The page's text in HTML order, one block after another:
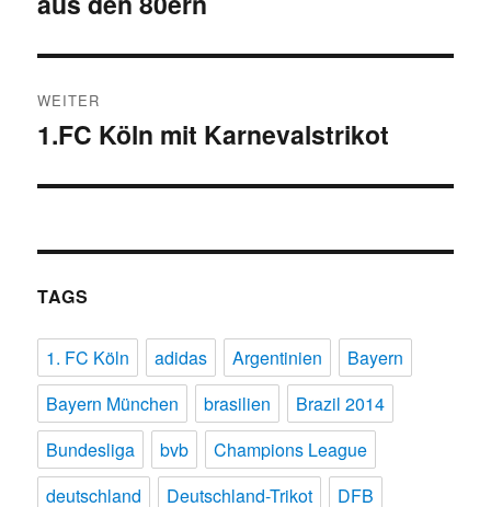
WEITER
Nächster
1.FC Köln mit Karnevalstrikot
TAGS
1. FC Köln adidas Argentinien
Bayern
Bayern München
brasilien
Brazil 2014
Bundesliga
bvb
Champions League
deutschland
Deutschland-Trikot
DFB